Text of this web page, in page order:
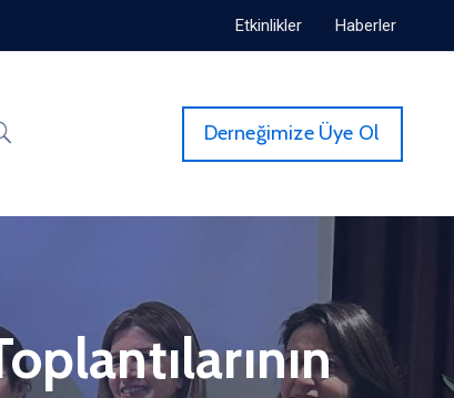
Etkinlikler Haberler
Derneğimize Üye Ol